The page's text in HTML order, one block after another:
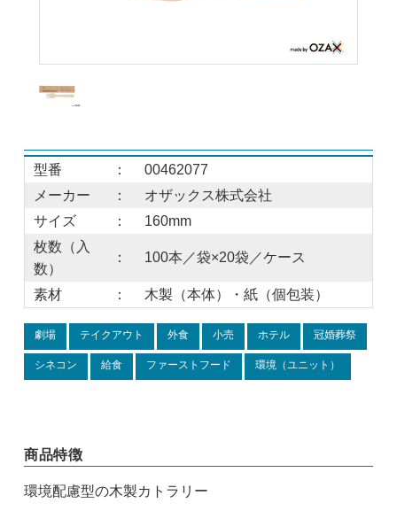
型番 ：
00462077
メーカー
：
オザックス株式会社
サイズ
：
160mm
枚数（入
数）
： 100本／袋×20袋／ケース
素材 ： 木製（本体）・紙（個包装）
劇場 テイクアウト 外食 小売 ホテル 冠婚葬祭
シネコン 給食 ファーストフード 環境（ユニット）
商品特徴
環境配慮型の木製カトラリー